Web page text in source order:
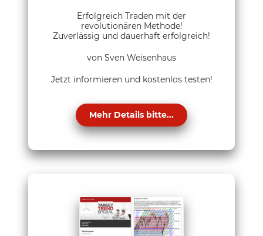
Erfolgreich Traden mit der
revolutionären Methode!
Zuverlässig und dauerhaft erfolgreich!
von Sven Weisenhaus
Jetzt informieren und kostenlos testen!
Mehr Details bitte...